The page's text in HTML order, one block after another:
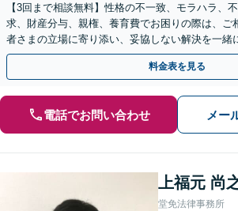
【3回まで相談無料】性格の不一致、モラハラ、
求、財産分与、親権、養育費でお困りの際は、ご
者さまの立場に寄り添い、妥協しない解決を一緒
【休日・夜間相談可】【電話・メール・WEB相談
料金表を見る
電話でお問い合わせ メー
上福元 尚
堂免法律事務所